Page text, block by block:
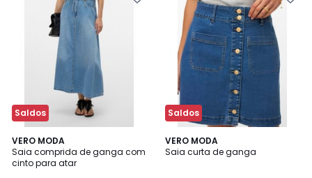
Saldos
VERO MODA
Saia comprida de ganga com
cinto para atar
3
/
5
Saldos
VERO MODA
Saia curta de ganga